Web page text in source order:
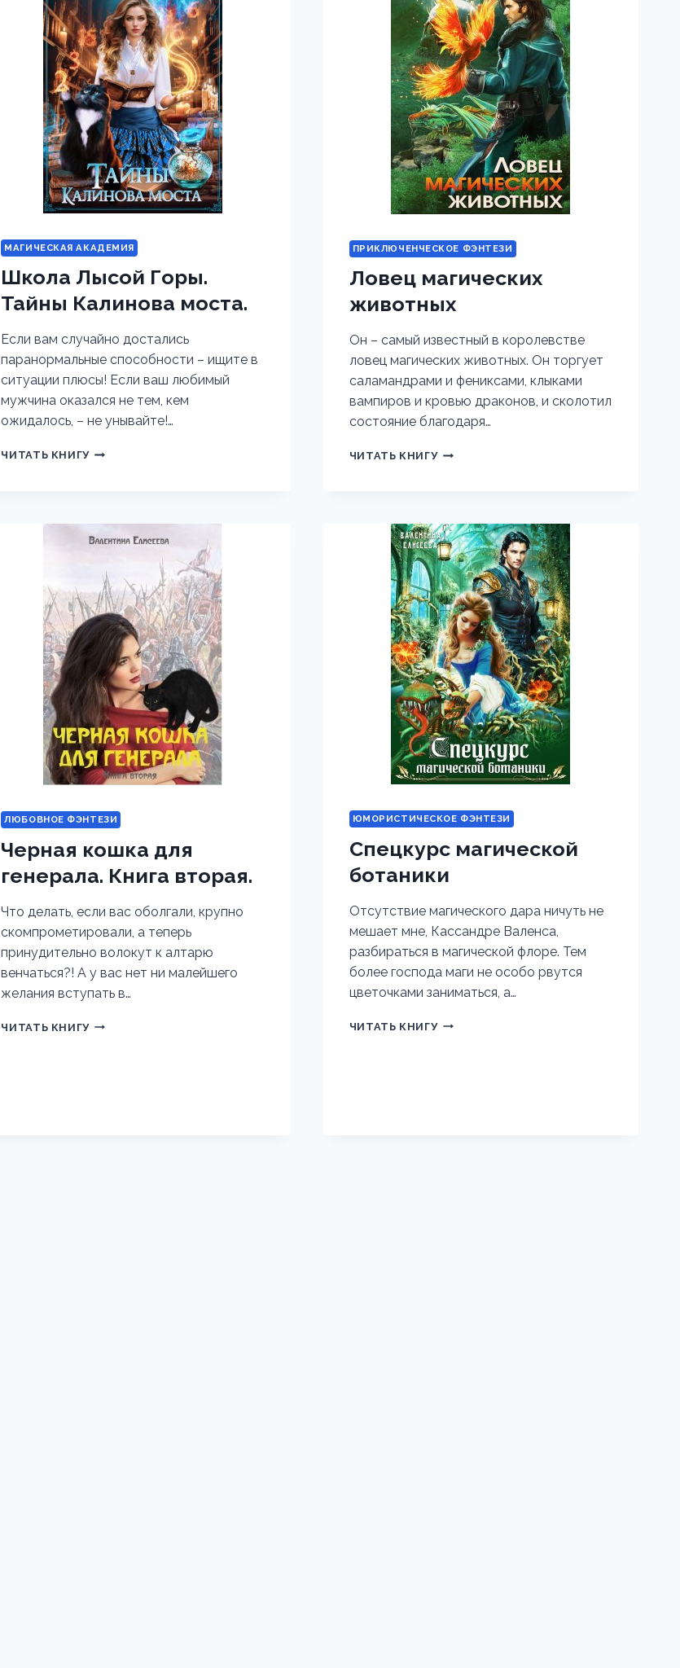
МАГИЧЕСКАЯ АКАДЕМИЯ
Школа Лысой Горы.
Тайны Калинова моста.
Если вам случайно достались
паранормальные способности – ищите в
ситуации плюсы! Если ваш любимый
мужчина оказался не тем, кем
ожидалось, – не унывайте!…
ЧИТАТЬ КНИГУ ШКОЛА
МОСТА.
ПРИКЛЮЧЕНЧЕСКОЕ ФЭНТЕЗИ
Ловец магических
животных
Он – самый известный в королевстве
ловец магических животных. Он торгует
саламандрами и фениксами, клыками
вампиров и кровью драконов, и сколотил
состояние благодаря…
ЧИТАТЬ КНИГУЛОВЕЦ
ЛЮБОВНОЕ ФЭНТЕЗИ
Черная кошка для
генерала. Книга вторая.
Что делать, если вас оболгали, крупно
скомпрометировали, а теперь
принудительно волокут к алтарю
венчаться?! А у вас нет ни малейшего
желания вступать в…
ЧИТАТЬ КНИГУ ЧЕРНАЯ
ЮМОРИСТИЧЕСКОЕ ФЭНТЕЗИ
Спецкурс магической
ботаники
Отсутствие магического дара ничуть не
мешает мне, Кассандре Валенса,
разбираться в магической флоре. Тем
более господа маги не особо рвутся
цветочками заниматься, а…
ЧИТАТЬ КНИГУСПЕЦКУРС